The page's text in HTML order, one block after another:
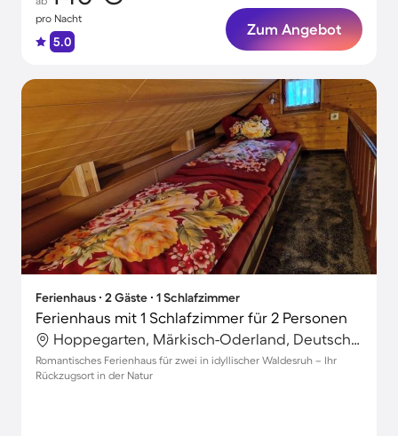
pro Nacht
5.0
Zum Angebot
Ferienhaus ∙ 2 Gäste ∙ 1 Schlafzimmer
Ferienhaus mit 1 Schlafzimmer für 2 Personen
Hoppegarten, Märkisch-Oderland, Deutschland
Romantisches Ferienhaus für zwei in idyllischer Waldesruh – Ihr
Rückzugsort in der Natur